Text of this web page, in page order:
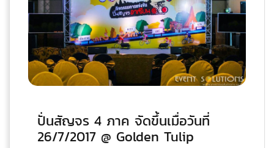
ปั่นสัญจร 4 ภาค จัดขึ้นเมื่อวันที่
26/7/2017 @ Golden Tulip